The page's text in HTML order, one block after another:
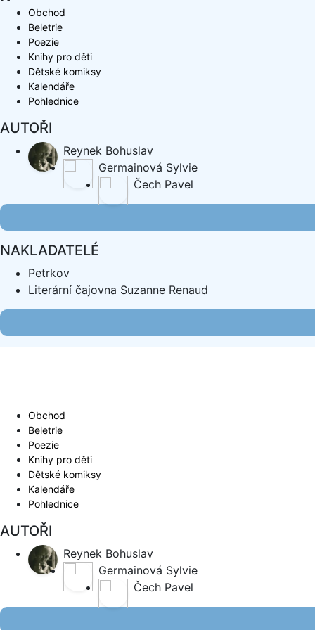
Obchod
Beletrie
Poezie
Knihy pro děti
Dětské komiksy
Kalendáře
Pohlednice
AUTOŘI
Reynek Bohuslav
Germainová Sylvie
Čech Pavel
NAKLADATELÉ
Petrkov
Literární čajovna Suzanne Renaud
Obchod
Beletrie
Poezie
Knihy pro děti
Dětské komiksy
Kalendáře
Pohlednice
AUTOŘI
Reynek Bohuslav
Germainová Sylvie
Čech Pavel